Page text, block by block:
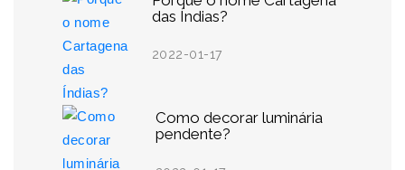
das Índias?
2022-01-17
Como decorar luminária
pendente?